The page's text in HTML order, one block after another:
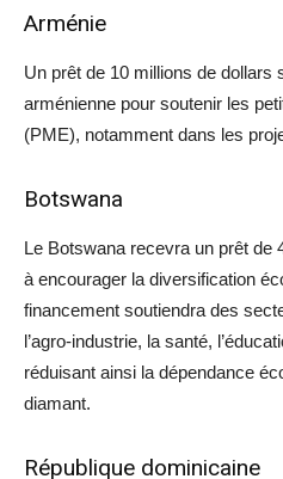
Arménie
Un prêt de 10 millions de dollars
arménienne pour soutenir les
(PME), notamment dans les
Botswana
Le Botswana recevra un prêt de
à encourager la diversification
financement soutiendra des
l’agro-industrie, la santé,
réduisant ainsi la dépendance
diamant.
République dominicaine